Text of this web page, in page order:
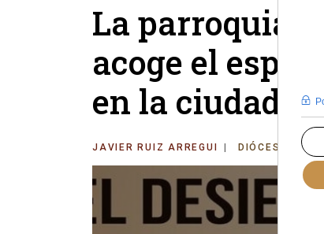
La parroquia
acoge el
en la ciudad"
JAVIER RUIZ ARREGUI DIÓCESIS DE